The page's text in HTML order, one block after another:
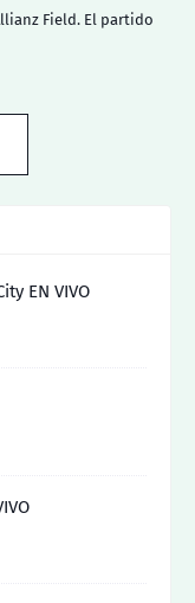
Field. El partido
EN VIVO